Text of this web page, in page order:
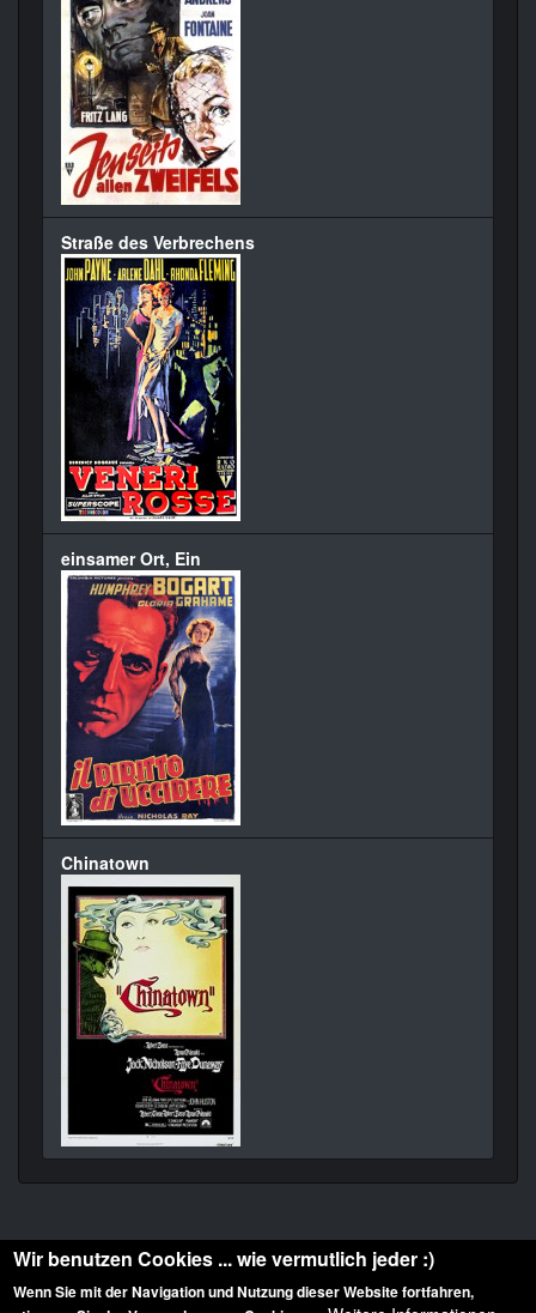
Straße des Verbrechens
einsamer Ort, Ein
Chinatown
Wir benutzen Cookies ... wie vermutlich jeder :)
Wenn Sie mit der Navigation und Nutzung dieser Website fortfahren,